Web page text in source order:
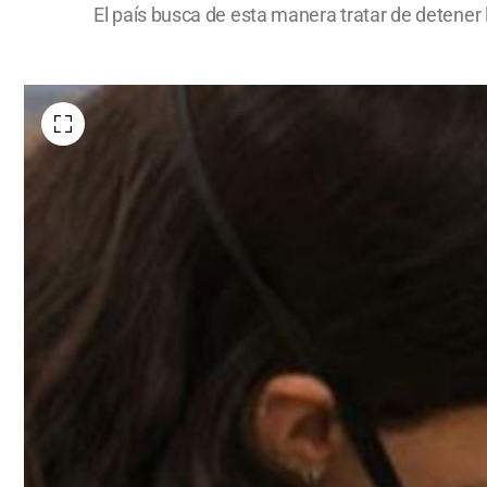
El país busca de esta manera tratar de